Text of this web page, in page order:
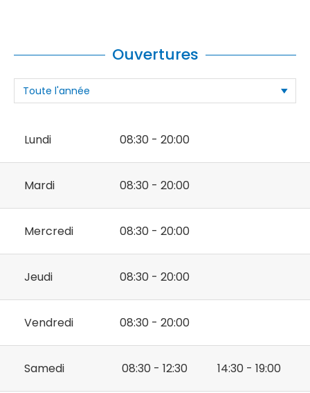
Ouvertures
Lundi 08:30 - 20:00
Mardi 08:30 - 20:00
Mercredi 08:30 - 20:00
Jeudi 08:30 - 20:00
Vendredi 08:30 - 20:00
Samedi 08:30 - 12:30 14:30 - 19:00